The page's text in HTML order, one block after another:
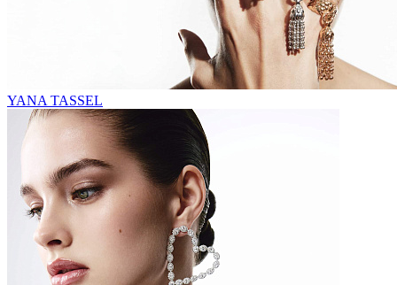
YANA TASSEL